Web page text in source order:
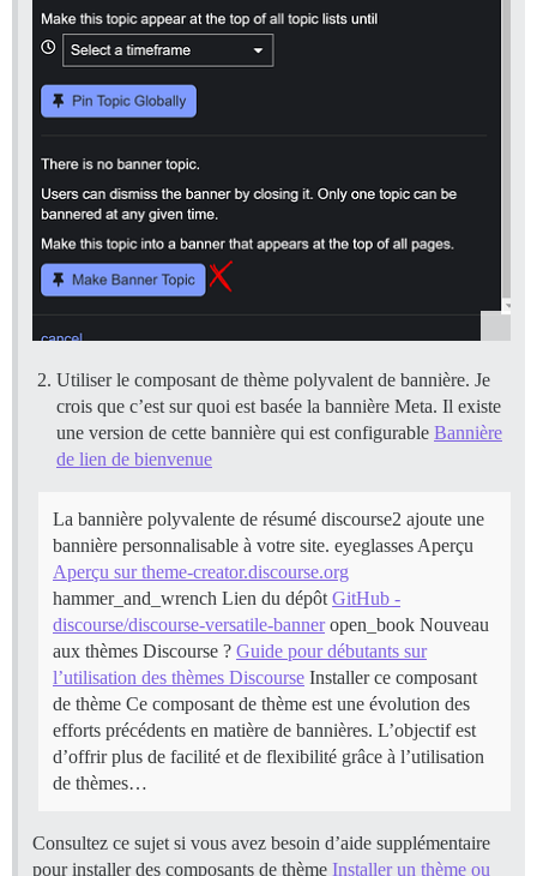
Utiliser le composant de thème polyvalent de bannière. Je
crois que c’est sur quoi est basée la bannière Meta. Il existe
une version de cette bannière qui est configurable Bannière
de lien de bienvenue
La bannière polyvalente de résumé discourse2 ajoute une
bannière personnalisable à votre site. eyeglasses Aperçu
Aperçu sur theme-creator.discourse.org
hammer_and_wrench Lien du dépôt GitHub -
discourse/discourse-versatile-banneropen_book Nouveau
aux thèmes Discourse ? Guide pour débutants sur
l’utilisation des thèmes Discourse Installer ce composant
de thème Ce composant de thème est une évolution des
efforts précédents en matière de bannières. L’objectif est
d’offrir plus de facilité et de flexibilité grâce à l’utilisation
de thèmes…
Consultez ce sujet si vous avez besoin d’aide supplémentaire
pour installer des composants de thème Installer un thème ou